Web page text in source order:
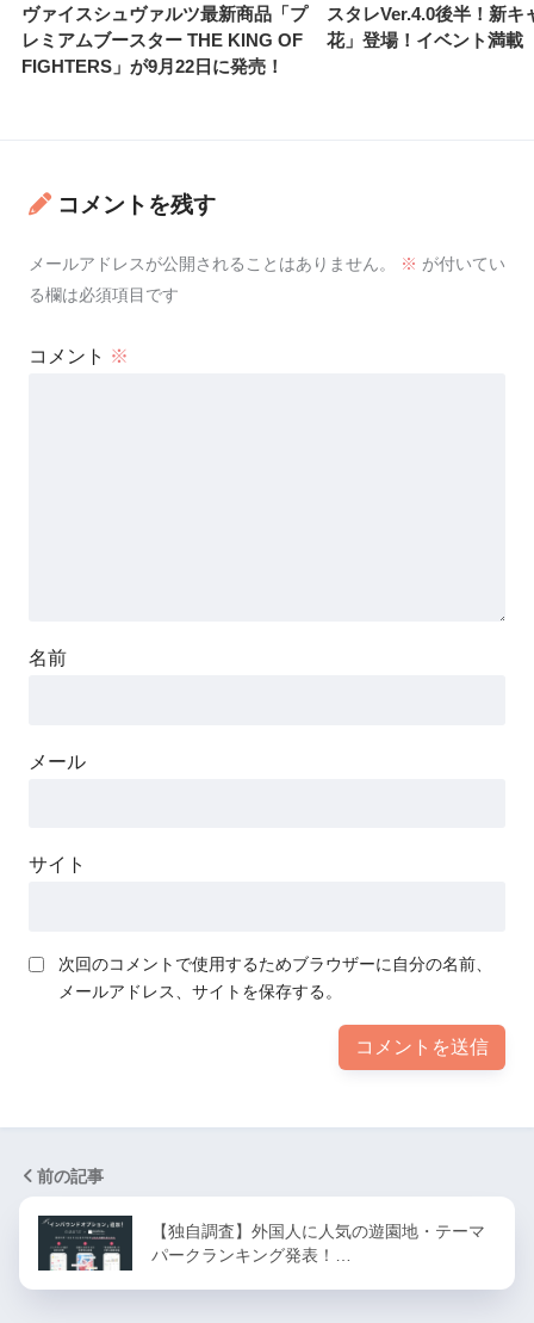
ヴァイスシュヴァルツ最新商品「プ
レミアムブースター THE KING OF
FIGHTERS」が9月22日に発売！
スタレVer.4.0後半！新キ
花」登場！イベント満載
コメントを残す
メールアドレスが公開されることはありません。 ※ が付いてい
る欄は必須項目です
コメント ※
名前
メール
サイト
次回のコメントで使用するためブラウザーに自分の名前、
メールアドレス、サイトを保存する。
前の記事
【独自調査】外国人に人気の遊園地・テーマ
パークランキング発表！…